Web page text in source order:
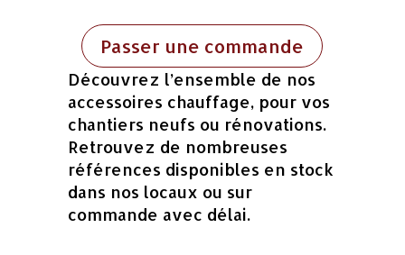
Passer une commande
Découvrez l’ensemble de nos
accessoires chauffage, pour vos
chantiers neufs ou rénovations.
Retrouvez de nombreuses
références disponibles en stock
dans nos locaux ou sur
commande avec délai.